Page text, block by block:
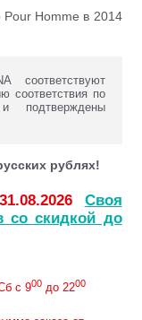
Homme в 2014
соответствуют
соответствия по
подтверждены
рублях!
Своя
со скидкой до
с 900 до 2200